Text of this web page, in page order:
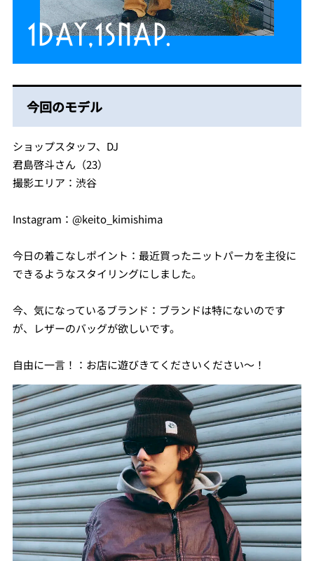
今回のモデル
ショップスタッフ、DJ
君島啓斗さん（23）
撮影エリア：渋谷
Instagram：@keito_kimishima
今日の着こなしポイント：最近買ったニットパーカを主役に
できるようなスタイリングにしました。
今、気になっているブランド：ブランドは特にないのです
が、レザーのバッグが欲しいです。
自由に一言！：お店に遊びきてくださいください〜！